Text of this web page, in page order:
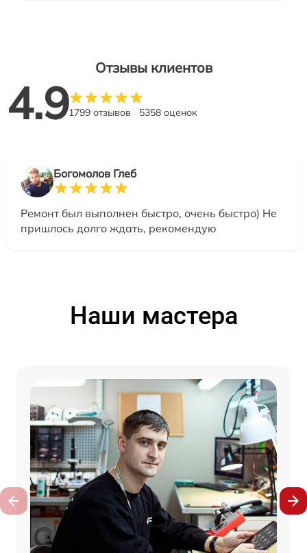
Отзывы клиентов
4.91799 отзывов 5358 оценок
Богомолов Глеб
Ремонт был выполнен быстро, очень быстро) Не
пришлось долго ждать, рекомендую
Наши мастера